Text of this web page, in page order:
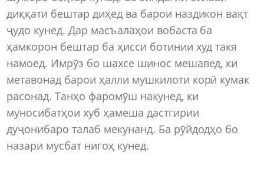
диққати бештар диҳед ва барои наздикон вақт
ҷудо кунед. Дар масъалаҳои вобаста ба
ҳамкорон бештар ба ҳисси ботинии худ такя
намоед. Имрӯз бо шахсе шинос мешавед, ки
метавонад барои ҳалли мушкилоти корӣ кумак
расонад. Танҳо фаромӯш накунед, ки
муносибатҳои хуб ҳамеша дастгирии
дуҷонибаро талаб мекунанд. Ба рӯйдодҳо бо
назари мусбат нигоҳ кунед.